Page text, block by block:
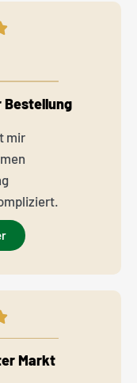
Bestellung
mir
Markt